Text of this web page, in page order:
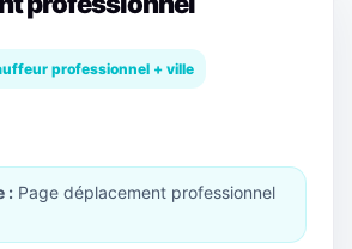
professionnel + ville
: Page déplacement professionnel